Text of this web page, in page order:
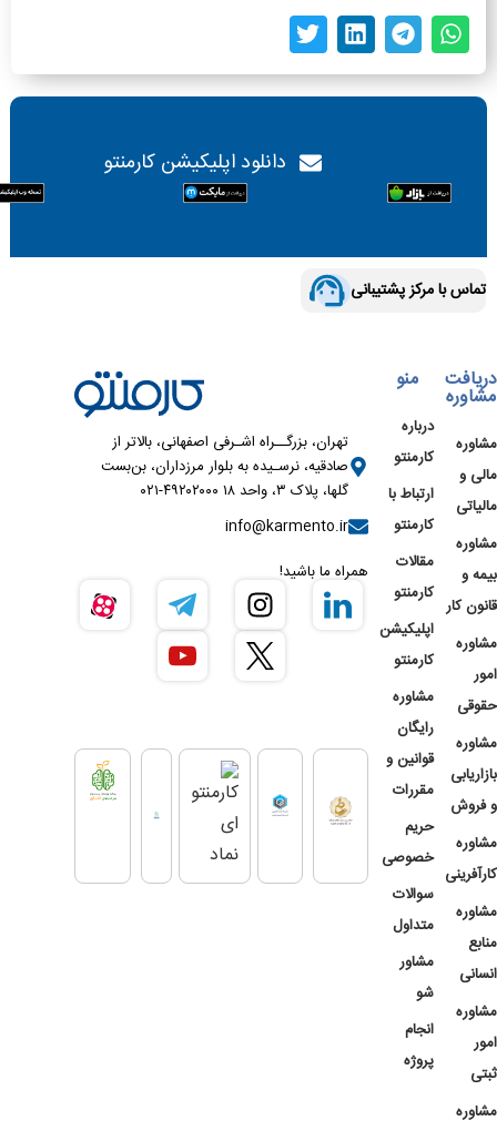
دانلود اپلیکیشن کارمنتو
تماس با مرکز پشتیبانی
دریافت
مشاوره
مشاوره
مالی و
مالیاتی
مشاوره
بیمه و
قانون کار
مشاوره
امور
حقوقی
مشاوره
بازاریابی
و فروش
مشاوره
کارآفرینی
مشاوره
منابع
انسانی
مشاوره
امور
ثبتی
مشاوره
منو
درباره
کارمنتو
ارتباط با
کارمنتو
مقالات
کارمنتو
اپلیکیشن
کارمنتو
مشاوره
رایگان
قوانین و
مقررات
حریم
خصوصی
سوالات
متداول
مشاور
شو
انجام
پروژه
تهران، بزرگــراه اشـرفی اصفهانی، بالاتر از
صادقیه، نرسـیده به بلوار مرزداران، بن‌بست
گلها، پلاک ۳، واحد ۱۸ ۴۹۲۰۲۰۰۰-۰۲۱
info@karmento.ir
همراه ما باشید!